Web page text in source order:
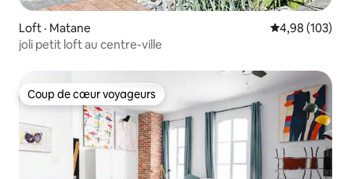
Loft · Matane Note
4,98 (103)
joli petit loft au centre-ville
Coup de cœur voyageurs
Coup de cœur voyageurs